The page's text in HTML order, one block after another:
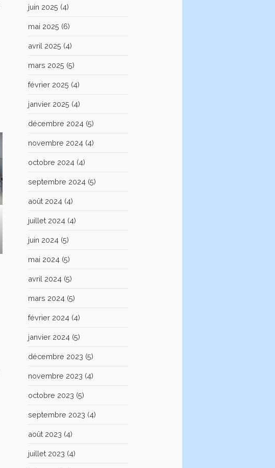
juin 2025 (4)
mai 2025 (6)
avril 2025 (4)
mars 2025 (5)
février 2025 (4)
janvier 2025 (4)
décembre 2024 (5)
novembre 2024 (4)
octobre 2024 (4)
septembre 2024 (5)
août 2024 (4)
juillet 2024 (4)
juin 2024 (5)
mai 2024 (5)
avril 2024 (5)
mars 2024 (5)
février 2024 (4)
janvier 2024 (5)
décembre 2023 (5)
novembre 2023 (4)
octobre 2023 (5)
septembre 2023 (4)
août 2023 (4)
juillet 2023 (4)